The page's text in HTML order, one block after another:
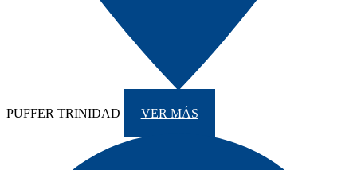
PUFFER TRINIDAD VER MÁS